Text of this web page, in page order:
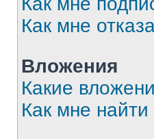
Как мне
Вложения
Какие
Как мне